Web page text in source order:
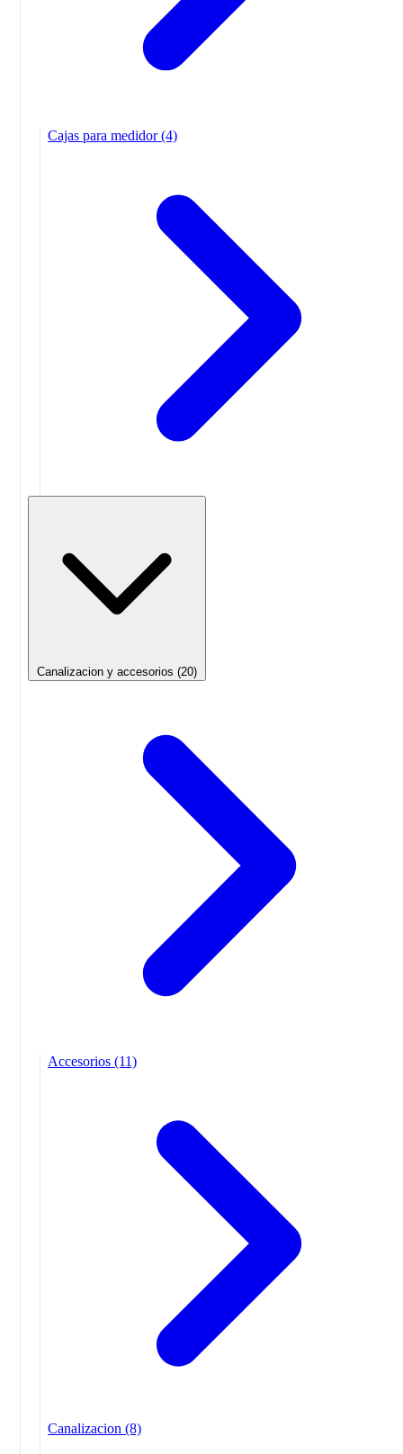
Cajas para medidor (4)
Canalizacion y accesorios (20)
Accesorios (11)
Canalizacion (8)